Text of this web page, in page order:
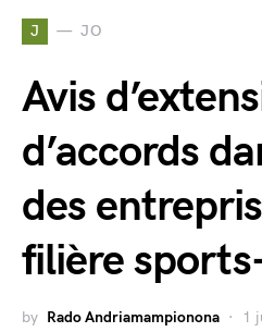
J JO
Avis
d’accords
des
filière
by Rado Andriamampionona 1